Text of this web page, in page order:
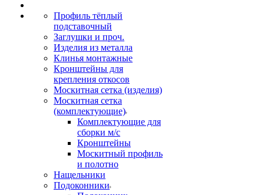
Профиль тёплый
подставочный
Заглушки и проч.
Изделия из металла
Клинья монтажные
Кронштейны для
крепления откосов
Москитная сетка (изделия)
Москитная сетка
(комплектующие)
Комплектующие для
сборки м/с
Кронштейны
Москитный профиль
и полотно
Нащельники
Подоконники